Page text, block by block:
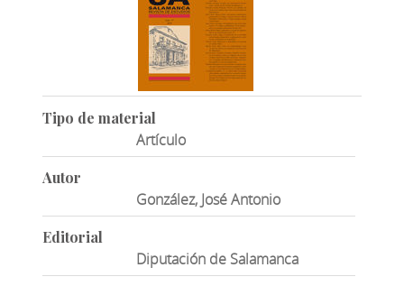
Tipo de material
Artículo
Autor
González, José Antonio
Editorial
Diputación de Salamanca